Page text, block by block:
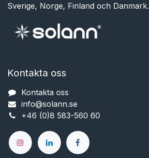
Sverige, Norge, Finland och Danmark.
Kontakta oss
Kontakta oss
info@solann.se​​​​​​
+46 (0)8 583-560 60